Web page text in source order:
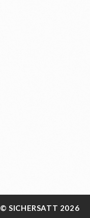
© SICHERSATT 2026